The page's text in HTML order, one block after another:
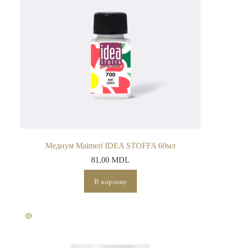
Медиум Maimeri IDEA STOFFA 60мл
81,00MDL
В корзину